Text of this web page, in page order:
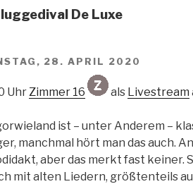
De Luxe
28. APRIL 2020
Uhr Zimmer 16 als Livestream
ist – unter Anderem –
manchmal hört man das auch.
aber das merkt fast keiner.
mit alten Liedern, größtenteils